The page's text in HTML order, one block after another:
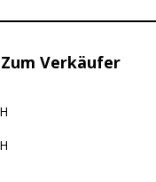
Verkäufer